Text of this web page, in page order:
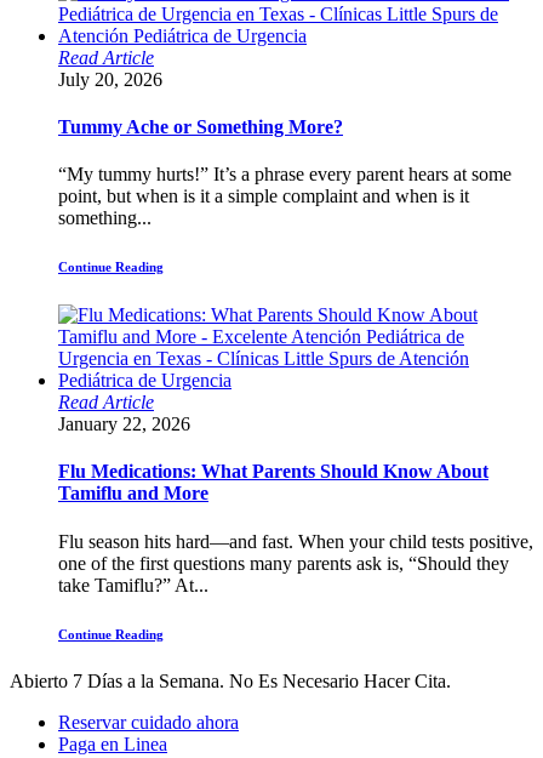
Read Article
July 20, 2026
Tummy Ache or Something More?
“My tummy hurts!” It’s a phrase every parent hears at some
point, but when is it a simple complaint and when is it
something...
Continue Reading
Read Article
January 22, 2026
Flu Medications: What Parents Should Know About
Tamiflu and More
Flu season hits hard—and fast. When your child tests positive,
one of the first questions many parents ask is, “Should they
take Tamiflu?” At...
Continue Reading
Abierto 7 Días a la Semana. No Es Necesario Hacer Cita.
Reservar cuidado ahora
Paga en Linea